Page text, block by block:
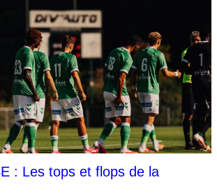
: Les tops et flops de la